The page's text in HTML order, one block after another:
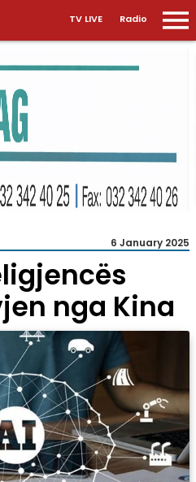
TV LIVE Radio
6 January 2025
nga Kina